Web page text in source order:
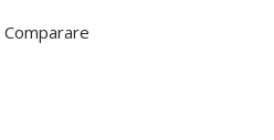
Comparare